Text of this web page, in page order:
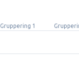
Gruppering 1